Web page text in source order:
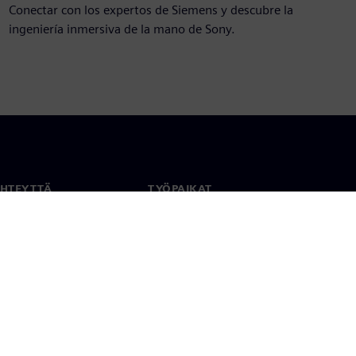
Conectar con los expertos de Siemens y descubre la
ingeniería inmersiva de la mano de Sony.​
TYÖPAIKAT